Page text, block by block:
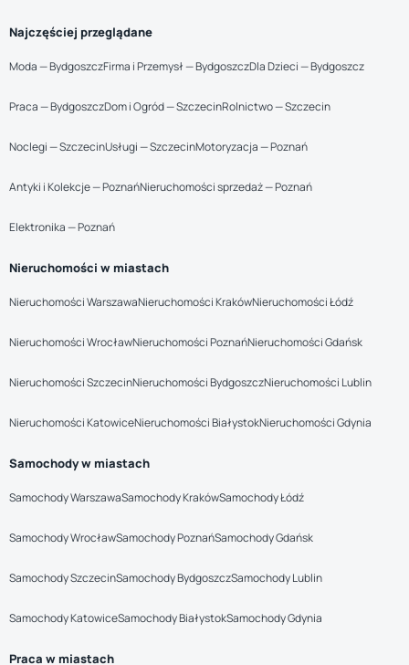
Najczęściej przeglądane
Moda — BydgoszczFirma i Przemysł — BydgoszczDla Dzieci — Bydgoszcz
Praca — BydgoszczDom i Ogród — SzczecinRolnictwo — Szczecin
Noclegi — SzczecinUsługi — SzczecinMotoryzacja — Poznań
Antyki i Kolekcje — PoznańNieruchomości sprzedaż — Poznań
Elektronika — Poznań
Nieruchomości w miastach
Nieruchomości WarszawaNieruchomości KrakówNieruchomości Łódź
Nieruchomości WrocławNieruchomości PoznańNieruchomości Gdańsk
Nieruchomości SzczecinNieruchomości BydgoszczNieruchomości Lublin
Nieruchomości KatowiceNieruchomości BiałystokNieruchomości Gdynia
Samochody w miastach
Samochody WarszawaSamochody KrakówSamochody Łódź
Samochody WrocławSamochody PoznańSamochody Gdańsk
Samochody SzczecinSamochody BydgoszczSamochody Lublin
Samochody KatowiceSamochody BiałystokSamochody Gdynia
Praca w miastach